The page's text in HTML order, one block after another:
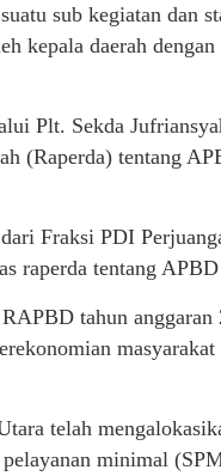
sub kegiatan dan
kepala daerah
Plt. Sekda
(Raperda) tentang
Fraksi PDI
raperda tentang
tahun
telah
minimal